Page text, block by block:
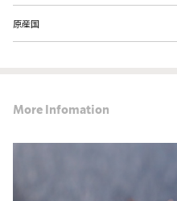
原産国
More Infomation